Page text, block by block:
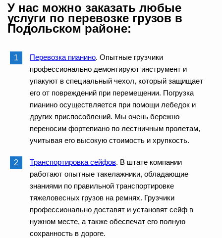
У нас можно заказать любые
услуги по перевозке грузов в
Подольском районе:
Перевозка пианино. Опытные грузчики
профессионально демонтируют инструмент и
упакуют в специальный чехол, который защищает
его от повреждений при перемещении. Погрузка
пианино осуществляется при помощи лебедок и
других приспособлений. Мы очень бережно
переносим фортепиано по лестничным пролетам,
учитывая его высокую стоимость и хрупкость.
Транспортировка сейфов. В штате компании
работают опытные такелажники, обладающие
знаниями по правильной транспортировке
тяжеловесных грузов на ремнях. Грузчики
профессионально доставят и установят сейф в
нужном месте, а также обеспечат его полную
сохранность в дороге.